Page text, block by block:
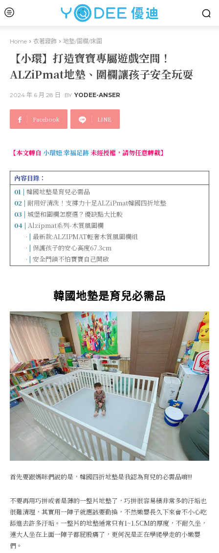
Home 衣著寢飾 地墊/圍欄/床圍
【小環】打造寶寶專屬遊戲空間！
ALZiPmat地墊、圍欄讓孩子安全玩耍
2024 年 6 月 28 日 BY YODEE-ANSER
Facebook LINE
【本文轉自 小環妞 幸福足跡未經授權，請勿任意轉載】
內容目錄：
01 | 韓國地墊是育兒必需品
02 | 耐用好清洗！支撐力十足ALZiPmat韓國四折地墊
03 | 城堡和圍欄怎麼選？優缺點大比較
04 | Alzipmat系列-木質風圍欄
· | 最新款:ALZIPMAT輕奢木質風圍欄組
· | 保護孩子的安心高度67.3cm
· | 安全門鎖不怕寶寶自己開啟
韓國地墊是育兒必需品
首先要跟媽咪們說的是，韓國四折地墊是我認為育兒的必需品唷!!!
不要再用巧拼或者是薄的一整片地墊了，巧拼很容易積非常多的汙垢也
很難清理，其實用一陣子就應該要勤換，不然嫩嬰長久下來會不小心吃
舔進去許多汙垢。一整片的地墊通常只有1~1.5CM的厚度，不耐久坐，
連大人坐在上面一陣子都屁股痛了，更何況是正在學爬學走的小嫩嬰
們。